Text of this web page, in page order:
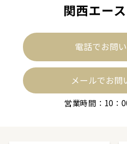
関西エー
電話でお問
メールでお問
営業時間：10：